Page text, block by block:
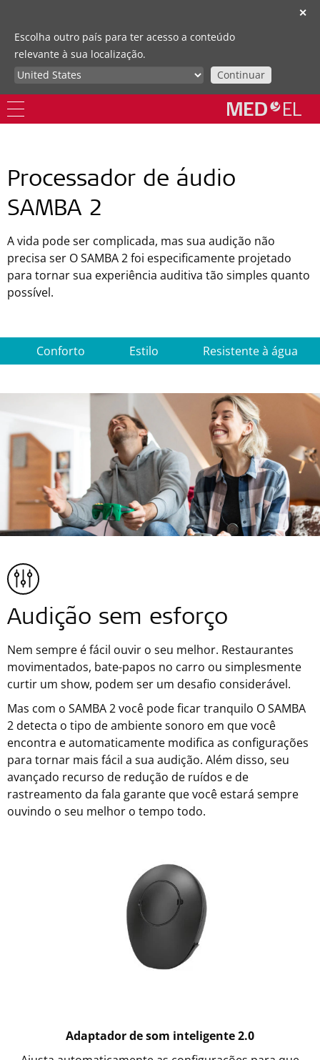
✕
Escolha outro país para ter acesso a conteúdo
relevante à sua localização.
Continuar
Processador de áudio
SAMBA 2
A vida pode ser complicada, mas sua audição não
precisa ser O SAMBA 2 foi especificamente projetado
para tornar sua experiência auditiva tão simples quanto
possível.
Conforto Estilo Resistente à água
Audição sem esforço
Nem sempre é fácil ouvir o seu melhor. Restaurantes
movimentados, bate-papos no carro ou simplesmente
curtir um show, podem ser um desafio considerável.
Mas com o SAMBA 2 você pode ficar tranquilo O SAMBA
2 detecta o tipo de ambiente sonoro em que você
encontra e automaticamente modifica as configurações
para tornar mais fácil a sua audição. Além disso, seu
avançado recurso de redução de ruídos e de
rastreamento da fala garante que você estará sempre
ouvindo o seu melhor o tempo todo.
Adaptador de som inteligente 2.0